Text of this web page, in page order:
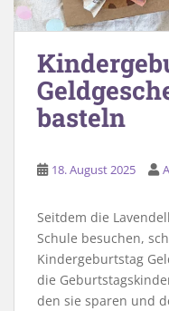
basteln
18. August 2025
Seitdem die
Schule besuchen,
Kindergeburtstag
die
den sie sparen und